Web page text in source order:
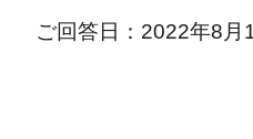
ご回答日：2022年8月